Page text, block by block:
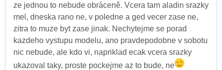
ze jednou to nebude obráceně. Vcera tam aladin srazky
mel, dneska rano ne, v poledne a ged vecer zase ne,
zitra to muze byt zase jinak. Nechytejme se porad
kazdeho vystupu modelu, ano pravdepodobne v sobotu
nic nebude, ale kdo vi, napriklad ecak vcera srazky
ukazoval taky, proste pockejme az to bude, ne